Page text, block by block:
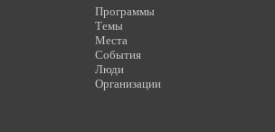
Программы
Темы
Места
События
Люди
Организации